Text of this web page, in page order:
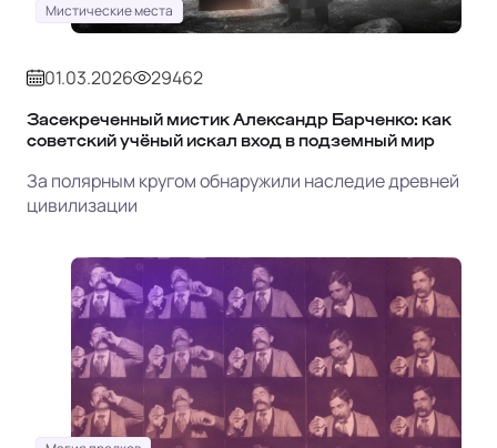
Мистические места
01.03.2026 29462
Засекреченный мистик Александр Барченко: как
советский учёный искал вход в подземный мир
За полярным кругом обнаружили наследие древней
цивилизации